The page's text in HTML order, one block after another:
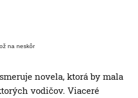
na neskôr
novela, ktorá by mala
vodičov. Viaceré